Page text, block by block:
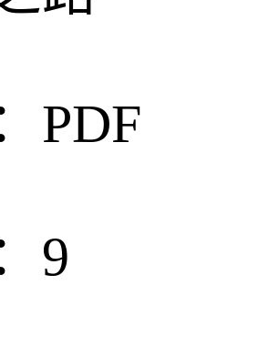
PDF
9